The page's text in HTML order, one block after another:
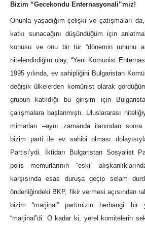
Bizim “Gecekondu Enternasyonali”miz!
Onunla yaşadığım çelişki ve çatışmaları
katkı sunacağını düşündüğüm için
konusu ve onu bir tür “dönemin ruhunu
nitelendirdiğim olay, “Yeni Komünist
1995 yılında, ev sahipliğini Bulgaristan
değişik ülkelerden komünist olarak
grubun katıldığı bu girişim için
çalışmalara başlanmıştı. Uluslararası
mimarları ‒aynı zamanda ilanından
bizim parti ile ev sahibi olması
Partisi’ydi. İktidarı Bulgaristan Sosyalist
polis memurlarının “eski”
karşısında esas duruşa geçip selam
önderliğindeki BKP, fikir vermesi açısından
bizim “marjinal” partimizin herhangi bir
“marjinal”di. O kadar ki, yerel komitelerin